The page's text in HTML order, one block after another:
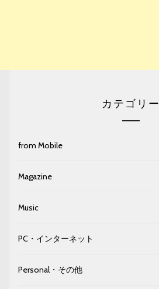
カテゴリー
from Mobile
Magazine
Music
PC・インターネット
Personal・その他